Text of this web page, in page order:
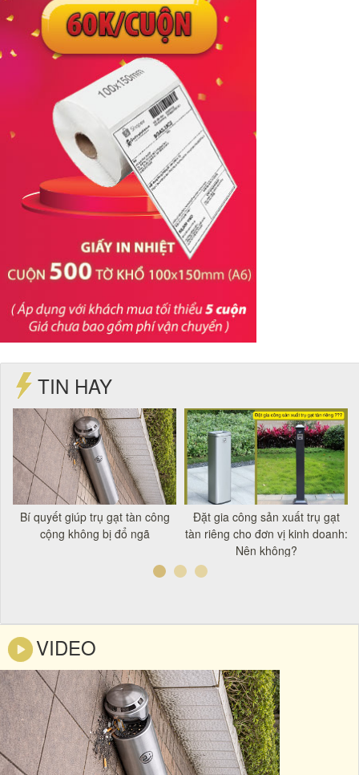
TIN HAY
Bí quyết giúp trụ gạt tàn công
cộng không bị đổ ngã
Đặt gia công sản xuất trụ gạt
tàn riêng cho đơn vị kinh doanh:
Nên không?
VIDEO